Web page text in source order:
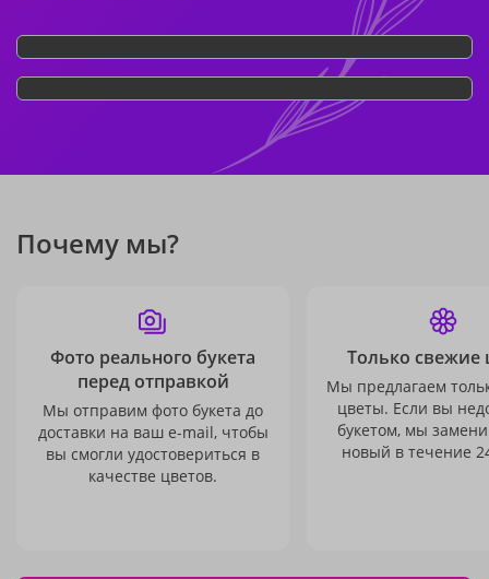
Почему мы?
Фото реального букета
перед отправкой
Мы отправим фото букета до
доставки на ваш e-mail, чтобы
вы смогли удостовериться в
качестве цветов.
Только свежие
Мы предлагаем
цветы. Если вы
букетом, мы
новый в течение